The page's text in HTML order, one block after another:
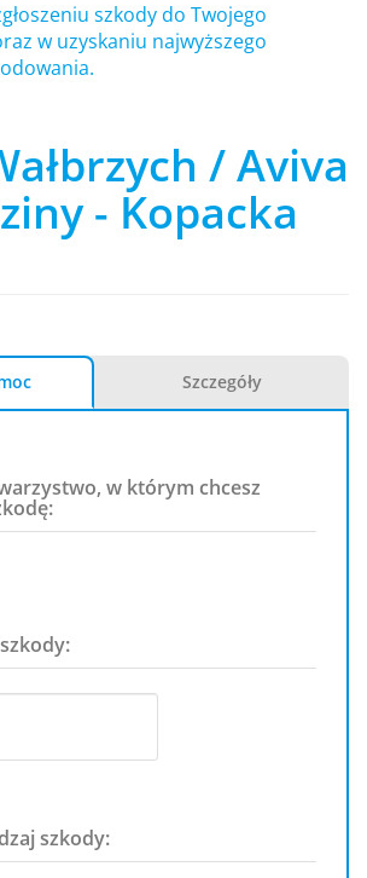
szkody do Twojego
w uzyskaniu najwyższego
/ Aviva
- Kopacka
Szczegóły
w którym chcesz
szkody: